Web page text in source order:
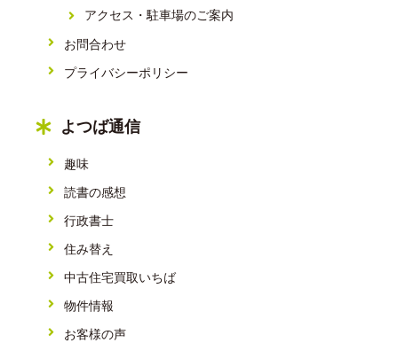
アクセス・駐車場のご案内
お問合わせ
プライバシーポリシー
よつば通信
趣味
読書の感想
行政書士
住み替え
中古住宅買取いちば
物件情報
お客様の声